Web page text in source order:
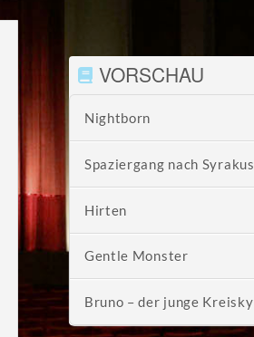
VORSCHAU
Nightborn
Spaziergang nach Syrakus
Hirten
Gentle Monster
Bruno – der junge Kreisky